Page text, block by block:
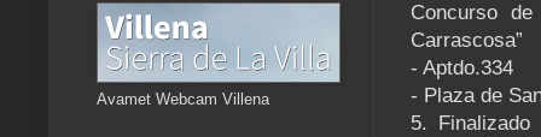
Concurso
Carrascosa”
- Aptdo.334
- Plaza de
5.
Avamet Webcam Villena